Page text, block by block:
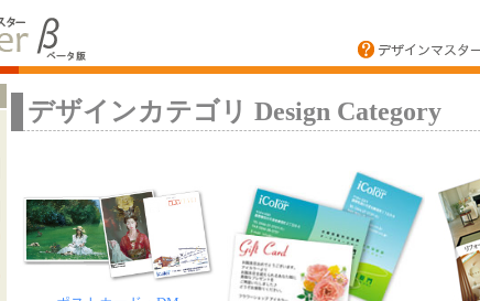
デザインカテゴリ Design Category